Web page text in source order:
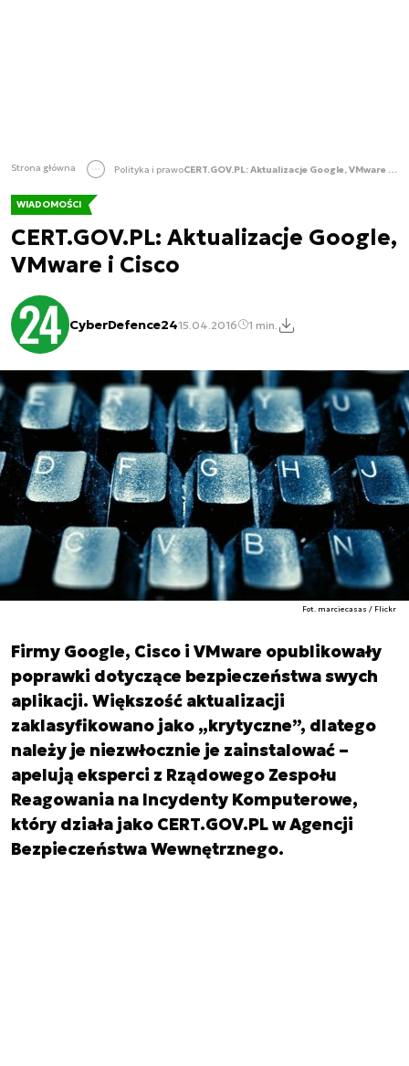
Strona główna Polityka i prawo CERT.GOV.PL: Aktualizacje Google, VMware i Cisco
WIADOMOŚCI
CERT.GOV.PL: Aktualizacje Google,
VMware i Cisco
CyberDefence2415.04.2016 1 min.
Fot. marciecasas / Flickr
Firmy Google, Cisco i VMware opublikowały
poprawki dotyczące bezpieczeństwa swych
aplikacji. Większość aktualizacji
zaklasyfikowano jako „krytyczne”, dlatego
należy je niezwłocznie je zainstalować –
apelują eksperci z Rządowego Zespołu
Reagowania na Incydenty Komputerowe,
który działa jako CERT.GOV.PL w Agencji
Bezpieczeństwa Wewnętrznego.